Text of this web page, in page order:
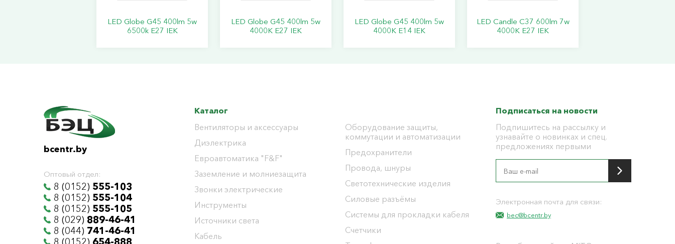
LED Globe G45 400lm 5w
6500k E27 IEK
LED Globe G45 400lm 5w
4000K E27 IEK
LED Globe G45 400lm 5w
4000K E14 IEK
LED Candle C37 600lm 7w
4000K E27 IEK
bcentr.by
Оптовый отдел:
8 (0152) 555-103
8 (0152) 555-104
8 (0152) 555-105
8 (029) 889-46-41
8 (044) 741-46-41
Каталог
Вентиляторы и аксессуары
Диэлектрика
Евроавтоматика "F&F"
Заземление и молниезащита
Звонки электрические
Инструменты
Источники света
Кабель
Оборудование защиты,
коммутации и автоматизации
Предохранители
Провода, шнуры
Светотехнические изделия
Силовые разъёмы
Системы для прокладки кабеля
Счетчики
Подписаться на новости
Подпишитесь на рассылку и
узнавайте о новинках и спец.
предложениях первыми
Электронная почта для связи:
bec@bcentr.by